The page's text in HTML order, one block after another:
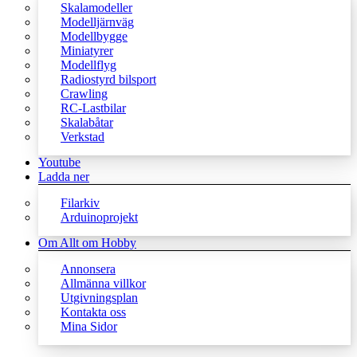
Skalamodeller
Modelljärnväg
Modellbygge
Miniatyrer
Modellflyg
Radiostyrd bilsport
Crawling
RC-Lastbilar
Skalabåtar
Verkstad
Youtube
Ladda ner
Filarkiv
Arduinoprojekt
Om Allt om Hobby
Annonsera
Allmänna villkor
Utgivningsplan
Kontakta oss
Mina Sidor